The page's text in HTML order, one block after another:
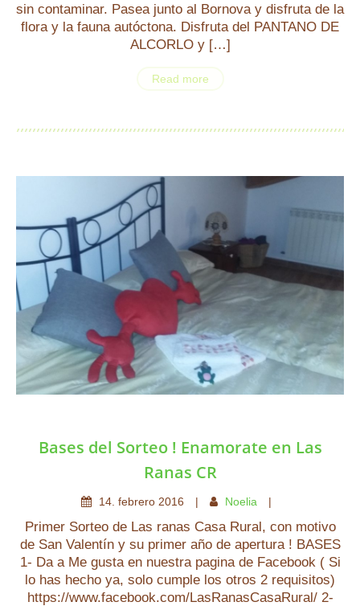
sin contaminar. Pasea junto al Bornova y disfruta de la
flora y la fauna autóctona. Disfruta del PANTANO DE
ALCORLO y […]
Read more
Bases del Sorteo ! Enamorate en Las
Ranas CR
14. febrero 2016 Noelia
Primer Sorteo de Las ranas Casa Rural, con motivo
de San Valentín y su primer año de apertura ! BASES
1- Da a Me gusta en nuestra pagina de Facebook ( Si
lo has hecho ya, solo cumple los otros 2 requisitos)
https://www.facebook.com/LasRanasCasaRural/ 2-